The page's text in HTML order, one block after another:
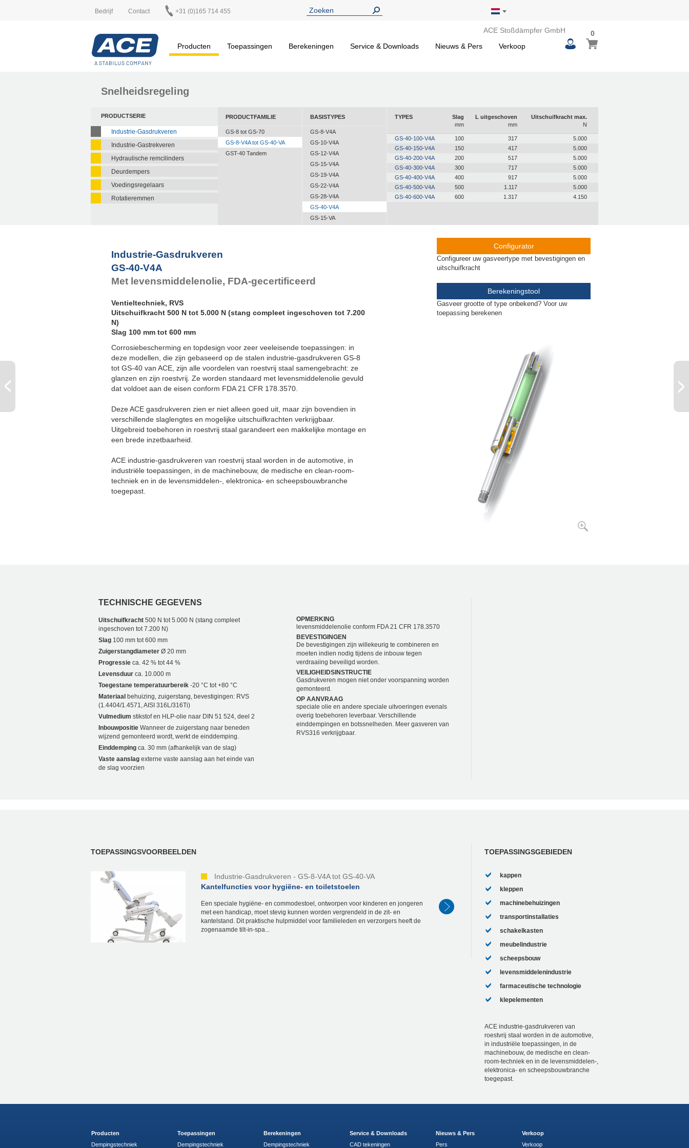
Bedrijf Contact +31 (0)165 714 455
ACE Stoßdämpfer GmbH
Producten
Toepassingen Berekeningen Service & Downloads Nieuws & Pers Verkoop
Winkelwagen
00
items
Snelheidsregeling
PRODUCTSERIE
Industrie-Gasdrukveren
Industrie-Gastrekveren
Hydraulische remcilinders
Deurdempers
Voedingsregelaars
Rotatieremmen
PRODUCTFAMILIE
GS-8 tot GS-70
GS-8-V4A tot GS-40-VA
GST-40 Tandem
BASISTYPES
GS-8-V4A
GS-10-V4A
GS-12-V4A
GS-15-V4A
GS-19-V4A
GS-22-V4A
GS-28-V4A
GS-40-V4A
GS-15-VA
TYPES
Slag
mm
L uitgeschoven
mm
Uitschuifkracht max.
N
GS-40-100-V4A 100 317
5.000
GS-40-150-V4A
150 417
5.000
GS-40-200-V4A
200 517
5.000
GS-40-300-V4A
300 717
5.000
GS-40-400-V4A
400 917
5.000
GS-40-500-V4A
500 1.117
5.000
GS-40-600-V4A
600 1.317 4.150
Industrie-Gasdrukveren
GS-40-V4A
Met levensmiddelenolie, FDA-gecertificeerd
Ventieltechniek, RVS
Uitschuifkracht 500 N tot 5.000 N (stang compleet ingeschoven tot 7.200
N)
Slag 100 mm tot 600 mm
Corrosiebescherming en topdesign voor zeer veeleisende toepassingen: in
deze modellen, die zijn gebaseerd op de stalen industrie-gasdrukveren GS-8
tot GS-40 van ACE, zijn alle voordelen van roestvrij staal samengebracht: ze
glanzen en zijn roestvrij. Ze worden standaard met levensmiddelenolie gevuld
dat voldoet aan de eisen conform FDA 21 CFR 178.3570.
Deze ACE gasdrukveren zien er niet alleen goed uit, maar zijn bovendien in
verschillende slaglengtes en mogelijke uitschuifkrachten verkrijgbaar.
Uitgebreid toebehoren in roestvrij staal garandeert een makkelijke montage en
een brede inzetbaarheid.
ACE industrie-gasdrukveren van roestvrij staal worden in de automotive, in
industriële toepassingen, in de machinebouw, de medische en clean-room-
techniek en in de levensmiddelen-, elektronica- en scheepsbouwbranche
toegepast.
Configurator
Configureer uw gasveertype met bevestigingen en
uitschuifkracht
Berekeningstool
Gasveer grootte of type onbekend? Voor uw
toepassing berekenen
TECHNISCHE GEGEVENS
Uitschuifkracht 500 N tot 5.000 N (stang compleet
ingeschoven tot 7.200 N)
Slag 100 mm tot 600 mm
Zuigerstangdiameter Ø 20 mm
Progressie ca. 42 % tot 44 %
Levensduur ca. 10.000 m
Toegestane temperatuurbereik -20 °C tot +80 °C
Materiaal behuizing, zuigerstang, bevestigingen: RVS
(1.4404/1.4571, AISI 316L/316Ti)
Vulmedium stikstof en HLP-olie naar DIN 51 524, deel 2
Inbouwpositie Wanneer de zuigerstang naar beneden
wijzend gemonteerd wordt, werkt de einddemping.
Einddemping ca. 30 mm (afhankelijk van de slag)
Vaste aanslag externe vaste aanslag aan het einde van
de slag voorzien
OPMERKING
levensmiddelenolie conform FDA 21 CFR 178.3570
BEVESTIGINGEN
De bevestigingen zijn willekeurig te combineren en
moeten indien nodig tijdens de inbouw tegen
verdraaiing beveiligd worden.
VEILIGHEIDSINSTRUCTIE
Gasdrukveren mogen niet onder voorspanning worden
gemonteerd.
OP AANVRAAG
speciale olie en andere speciale uitvoeringen evenals
overig toebehoren leverbaar. Verschillende
einddempingen en botssnelheden. Meer gasveren van
RVS316 verkrijgbaar.
TOEPASSINGSVOORBEELDEN
Industrie-Gasdrukveren - GS-8-V4A tot GS-40-VA
Kantelfuncties voor hygiëne- en toiletstoelen
Een speciale hygiëne- en commodestoel, ontworpen voor kinderen en jongeren
met een handicap, moet stevig kunnen worden vergrendeld in de zit- en
kantelstand. Dit praktische hulpmiddel voor familieleden en verzorgers heeft de
zogenaamde tilt-in-spa...
TOEPASSINGSGEBIEDEN
kappen
kleppen
machinebehuizingen
transportinstallaties
schakelkasten
meubelindustrie
scheepsbouw
levensmiddelenindustrie
farmaceutische technologie
klepelementen
ACE industrie-gasdrukveren van
roestvrij staal worden in de automotive,
in industriële toepassingen, in de
machinebouw, de medische en clean-
room-techniek en in de levensmiddelen-,
elektronica- en scheepsbouwbranche
toegepast.
Producten
Dempingstechniek
Toepassingen
Dempingstechniek
Berekeningen
Dempingstechniek
Service & Downloads
CAD tekeningen
Nieuws & Pers
Pers
Verkoop
Verkoop